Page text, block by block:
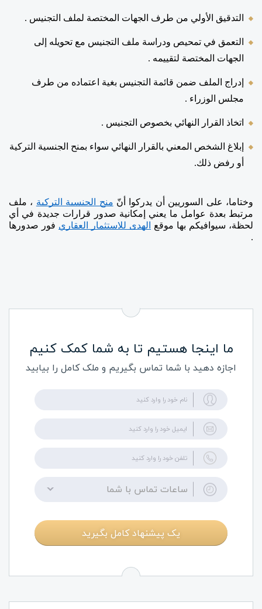
ما اینجا هستیم تا به شما کمک کنیم
اجازه دهید با شما تماس بگیریم و ملک کامل را بیابید
ساعات تماس با شما
یک پیشنهاد کامل بگیرید
التدقيق الأولي من طرف الجهات المختصة لملف التجنيس .
الجهات المختصة لتقييمه .
مجلس الوزراء .
اتخاذ القرار النهائي بخصوص التجنيس .
أو رفض ذلك.
وختاما، على السوريين أن يدركوا أنّ منح الجنسية التركية
لحظة، سيوافيكم بها موقع
الهدى للاستثمار العقاري
.